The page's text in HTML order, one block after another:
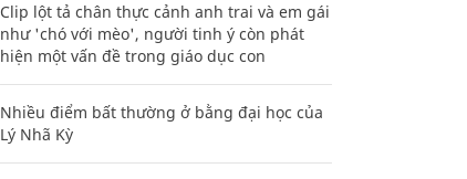
Clip lột tả chân thực cảnh anh trai và em gái
như 'chó với mèo', người tinh ý còn phát
hiện một vấn đề trong giáo dục con
Nhiều điểm bất thường ở bằng đại học của
Lý Nhã Kỳ